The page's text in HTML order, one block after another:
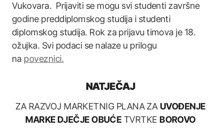
Vukovara. Prijaviti se mogu svi studenti završne
godine preddiplomskog studija i studenti
diplomskog studija. Rok za prijavu timova je 18.
ožujka. Svi podaci se nalaze u prilogu
na poveznici.
NATJEČAJ
ZA RAZVOJ MARKETNIG PLANA ZA UVOĐENJE
MARKE DJEČJE OBUĆE TVRTKE BOROVO